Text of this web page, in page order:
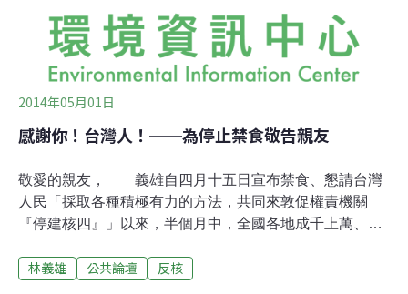
離事件，但在陰雨中，30日下午仍有數百人留
2014年05月01日
感謝你！台灣人！──為停止禁食敬告親友
敬愛的親友， 義雄自四月十五日宣布禁食、懇請台灣
人民「採取各種積極有力的方法，共同來敦促權責機關
『停建核四』」以來，半個月中，全國各地成千上萬、識
康而憂心。廢核團體、公民社團更竭盡全力舉辦各種活
林義雄 公共論壇 反核